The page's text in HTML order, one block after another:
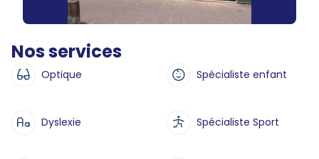
Nos services
Optique Spécialiste enfant
Dyslexie Spécialiste Sport